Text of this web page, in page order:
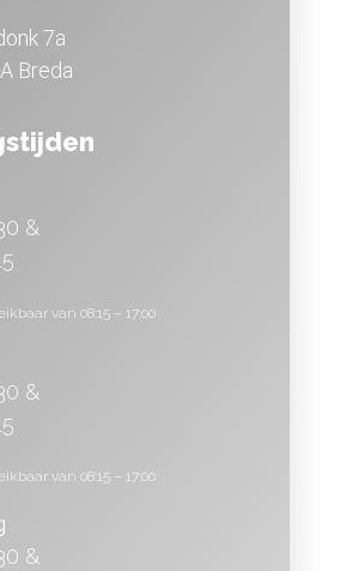
7a
Breda
&
van 08:15 – 17:00
&
van 08:15 – 17:00
&